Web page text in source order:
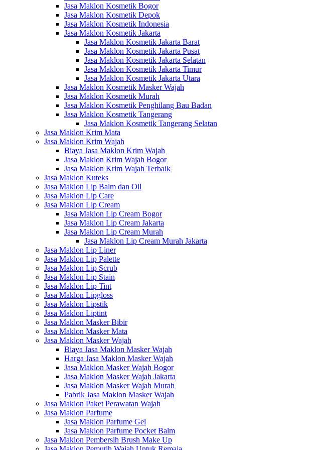
Jasa Maklon Kosmetik Bogor
Jasa Maklon Kosmetik Depok
Jasa Maklon Kosmetik Indonesia
Jasa Maklon Kosmetik Jakarta
Jasa Maklon Kosmetik Jakarta Barat
Jasa Maklon Kosmetik Jakarta Pusat
Jasa Maklon Kosmetik Jakarta Selatan
Jasa Maklon Kosmetik Jakarta Timur
Jasa Maklon Kosmetik Jakarta Utara
Jasa Maklon Kosmetik Masker Wajah
Jasa Maklon Kosmetik Murah
Jasa Maklon Kosmetik Penghilang Bau Badan
Jasa Maklon Kosmetik Tangerang
Jasa Maklon Kosmetik Tangerang Selatan
Jasa Maklon Krim Mata
Jasa Maklon Krim Wajah
Biaya Jasa Maklon Krim Wajah
Jasa Maklon Krim Wajah Bogor
Jasa Maklon Krim Wajah Terbaik
Jasa Maklon Kuteks
Jasa Maklon Lip Balm dan Oil
Jasa Maklon Lip Care
Jasa Maklon Lip Cream
Jasa Maklon Lip Cream Bogor
Jasa Maklon Lip Cream Jakarta
Jasa Maklon Lip Cream Murah
Jasa Maklon Lip Cream Murah Jakarta
Jasa Maklon Lip Liner
Jasa Maklon Lip Palette
Jasa Maklon Lip Scrub
Jasa Maklon Lip Stain
Jasa Maklon Lip Tint
Jasa Maklon Lipgloss
Jasa Maklon Lipstik
Jasa Maklon Liptint
Jasa Maklon Masker Bibir
Jasa Maklon Masker Mata
Jasa Maklon Masker Wajah
Biaya Jasa Maklon Masker Wajah
Harga Jasa Maklon Masker Wajah
Jasa Maklon Masker Wajah Bogor
Jasa Maklon Masker Wajah Jakarta
Jasa Maklon Masker Wajah Murah
Pabrik Jasa Maklon Masker Wajah
Jasa Maklon Paket Perawatan Wajah
Jasa Maklon Parfume
Jasa Maklon Parfume Gel
Jasa Maklon Parfume Pocket Balm
Jasa Maklon Pembersih Brush Make Up